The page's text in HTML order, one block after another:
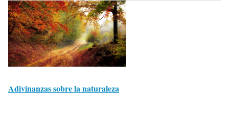
Adivinanzas sobre la naturaleza